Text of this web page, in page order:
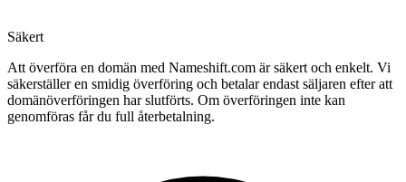
Säkert
Att överföra en domän med Nameshift.com är säkert och enkelt. Vi
säkerställer en smidig överföring och betalar endast säljaren efter att
domänöverföringen har slutförts. Om överföringen inte kan
genomföras får du full återbetalning.